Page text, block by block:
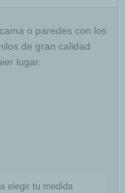
o paredes con los
de gran calidad
lugar.
elegir tu medida